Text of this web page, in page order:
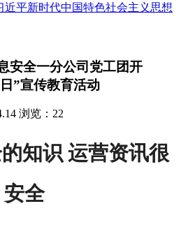
近平新时代中国特色社会主义思想
安全一分公司党工团开
”宣传教育活动
浏览：22
知识 运营资讯很
安全